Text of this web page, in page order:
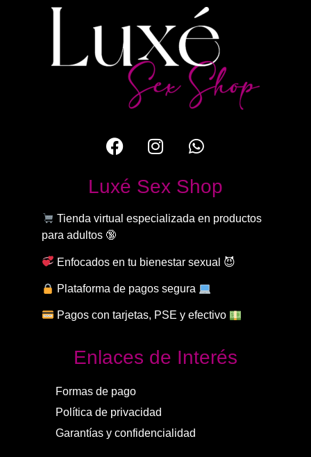
Luxé Sex Shop
Tienda virtual especializada en productos
para adultos 🔞
Enfocados en tu bienestar sexual 😈
Plataforma de pagos segura
Pagos con tarjetas, PSE y efectivo
Enlaces de Interés
Formas de pago
Política de privacidad
Garantías y confidencialidad